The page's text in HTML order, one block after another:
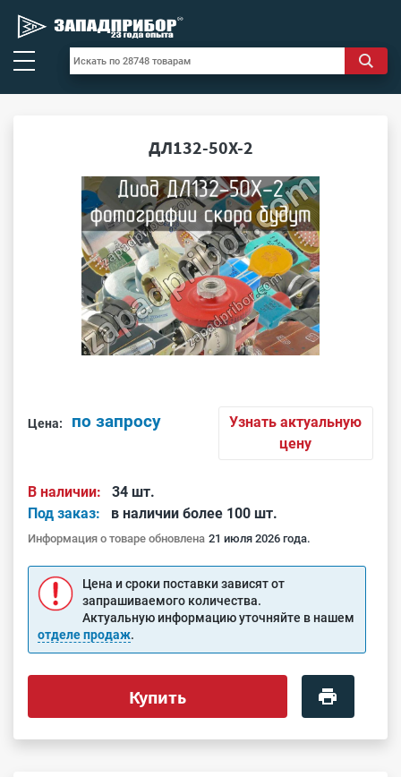
ДЛ132-50Х-2
Цена: по запросу
Узнать актуальную
цену
В наличии:
34 шт.
Под заказ:
в наличии более 100 шт.
Информация о товаре обновлена 21 июля 2026 года.
Цена и сроки поставки зависят от
запрашиваемого количества.
Актуальную информацию уточняйте в нашем
отделе продаж.
Купить